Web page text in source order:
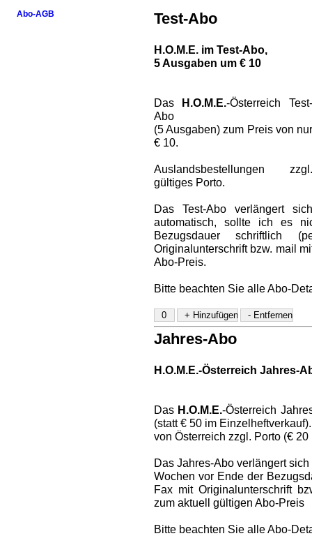
Abo-AGB
Test-Abo
H.O.M.E. im Test-Abo,
5 Ausgaben um € 10
Das H.O.M.E.-Österreich Test-
Abo
(5 Ausgaben) zum Preis von nur
€ 10.
Auslandsbestellungen zzgl.
gültiges Porto.
Das Test-Abo verlängert sich
automatisch, sollte ich es
Bezugsdauer schriftlich
Originalunterschrift bzw. mail
Abo-Preis.
Bitte beachten Sie alle Abo-
Jahres-Abo
H.O.M.E.-Österreich Jahres-
Das H.O.M.E.-Österreich
(statt € 50 im
von Österreich zzgl. Porto (€
Das Jahres-Abo verlängert
Wochen vor Ende der
Fax mit Originalunterschrift
zum aktuell gültigen Abo-Preis
Bitte beachten Sie alle Abo-